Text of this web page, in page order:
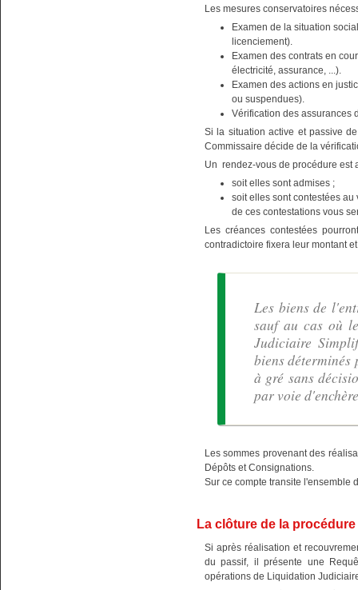
Les mesures conservatoires
Examen de la situation
licenciement).
Examen des contrats en
électricité, assurance, ...).
Examen des actions en
ou suspendues).
Vérification des assurances
Si la situation active et passive
Commissaire décide de la
Un rendez-vous de procédure est
soit elles sont admises ;
soit elles sont contestées
de ces contestations vous
Les créances contestées
contradictoire fixera leur montant
Les biens de
sauf au cas où
Judiciaire
biens déterminés
à gré sans
par voie
Les sommes provenant des
Dépôts et Consignations.
Sur ce compte transite l'ensemble
La clôture de la procédure
Si après réalisation et
du passif, il présente une
opérations de Liquidation